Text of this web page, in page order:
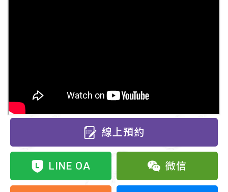
線上預約
LINE OA 微信